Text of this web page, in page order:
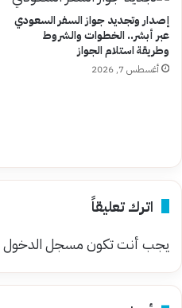
إصدار وتجديد جواز السفر السعودي
عبر أبشر.. الخطوات والشروط
وطريقة استلام الجواز
أغسطس 7, 2026
اترك تعليقاً
يجب أنت تكونمسجل الدخول